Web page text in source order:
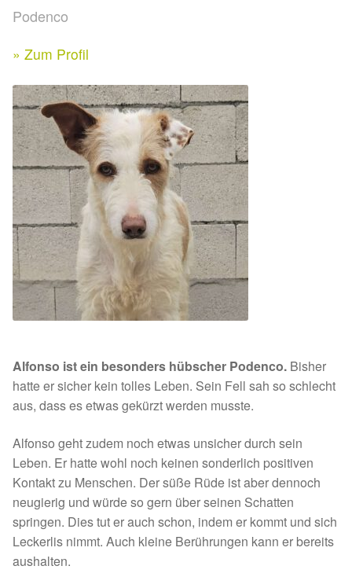
Ihre/Eure Spenden – Januar bis Juni 2026
Spenden 2025
Juli bis Dezember 2025
Januar bis Juni 2025
Spenden 2024
Juli bis Dezember 2024
Spenden 2023
Juli bis Dezember 2023
Januar bis Juni 2023
Spenden 2022
Juli bis Dezember 2022
Facebook
Instagram
Podenco
» Zum Profil
Alfonso ist ein besonders hübscher Podenco. Bisher
hatte er sicher kein tolles Leben. Sein Fell sah so schlecht
aus, dass es etwas gekürzt werden musste.
Alfonso geht zudem noch etwas unsicher durch sein
Leben. Er hatte wohl noch keinen sonderlich positiven
Kontakt zu Menschen. Der süße Rüde ist aber dennoch
neugierig und würde so gern über seinen Schatten
springen. Dies tut er auch schon, indem er kommt und sich
Leckerlis nimmt. Auch kleine Berührungen kann er bereits
aushalten.